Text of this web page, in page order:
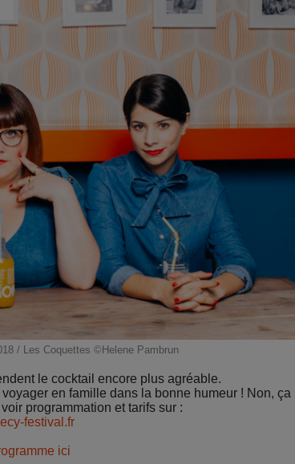
/ Les Coquettes ©Helene Pambrun
le cocktail encore plus agréable.
en famille dans la bonne humeur ! Non, ça
programmation et tarifs sur :
festival.fr
ici